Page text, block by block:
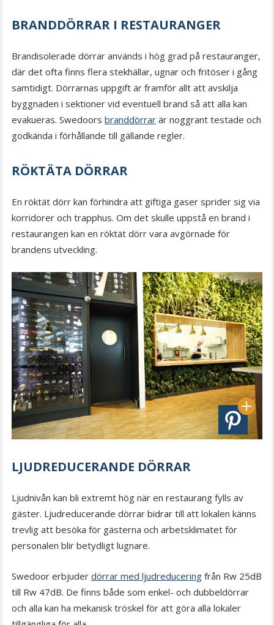
BRANDDÖRRAR I RESTAURANGER
Brandisolerade dörrar används i hög grad på restauranger,
där det ofta finns flera stekhällar, ugnar och fritöser i gång
samtidigt. Dörrarnas uppgift är framför allt att avskilja
byggnaden i sektioner vid eventuell brand så att alla kan
evakueras. Swedoors branddörrar är noggrant testade och
godkända i förhållande till gällande regler.
RÖKTÄTA DÖRRAR
En röktät dörr kan förhindra att giftiga gaser sprider sig via
korridorer och trapphus. Om det skulle uppstå en brand i
restaurangen kan en röktät dörr vara avgörnade för
brandens utveckling.
LJUDREDUCERANDE DÖRRAR
Ljudnivån kan bli extremt hög när en restaurang fylls av
gäster. Ljudreducerande dörrar bidrar till att lokalen känns
trevlig att besöka för gästerna och arbetsklimatet för
personalen blir betydligt lugnare.
Swedoor erbjuder dörrar med ljudreducering från Rw 25dB
till Rw 47dB. De finns både som enkel- och dubbeldörrar
och alla kan ha mekanisk tröskel för att göra alla lokaler